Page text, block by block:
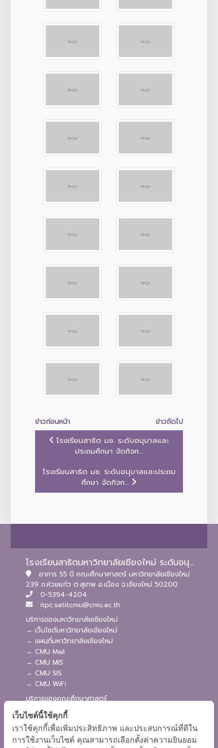
ข่าวก่อนหน้า
ข่าวถัดไป
โรงเรียนสาธิต มช. ระดับอนุบาลและ
ประถมศึกษา จัดกิจก...
โรงเรียนสาธิต มช. ระดับอนุบาลและประถม
ศึกษา จัดกิจก...
โรงเรียนสาธิตมหาวิทยาลัยเชียงใหม่ ระดับอนุบาลและประถมศึกษา
อาคาร 55 ปี คณะศึกษาศาสตร์ มหาวิทยาลัยเชียงใหม่
239 ถ.ห้วยแก้ว ต.สุเทพ อ.เมือง จ.เชียงใหม่ 50200
0-5394-4204
itpc.satitcmu@cmu.ac.th
บริการของมหาวิทยาลัยเชียงใหม่
→ เว็บไซต์มหาวิทยาลัยเชียงใหม่
→ แผนที่มหาวิทยาลัยเชียงใหม่
→ CMU Mail
→ CMU MIS
→ CMU SIS
→ CMU WiFi
บริการของคณะศึกษาศาสตร์
→ เว็บไซต์คณะศึกษาศาสตร์
→ ระบบจัดการเว็บไซต์
→ ระบบ Admission
→ EDU MIS
เว็บไซต์นี้ใช้คุกกี้
เราใช้คุกกี้เพื่อเพิ่มประสิทธิภาพ และประสบการณ์ที่ดีใน
การใช้งานเว็บไซต์ คุณสามารถเลือกตั้งค่าความยินยอม